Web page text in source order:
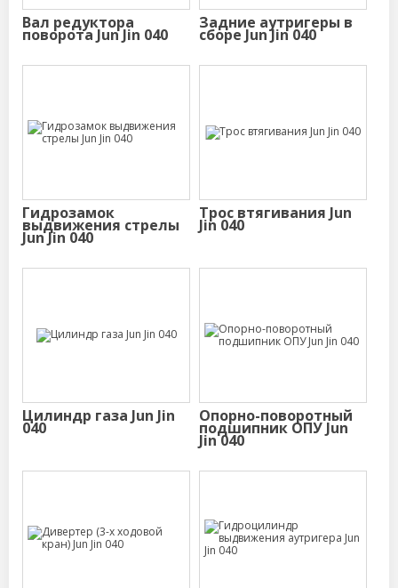
Вал редуктора
поворота Jun Jin 040
Задние аутригеры в
сборе Jun Jin 040
Гидрозамок
выдвижения стрелы
Jun Jin 040
Трос втягивания Jun
Jin 040
Цилиндр газа Jun Jin
040
Опорно-поворотный
подшипник ОПУ Jun
Jin 040